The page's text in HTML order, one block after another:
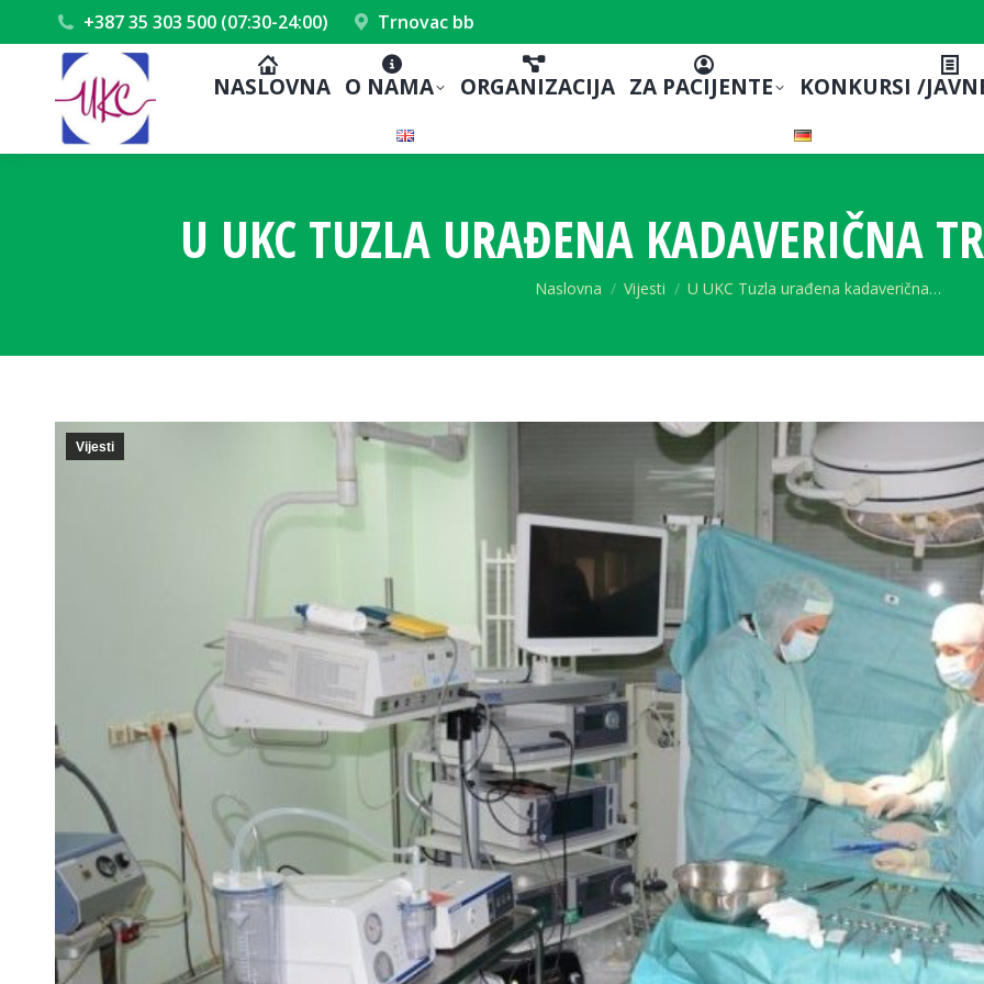
+387 35 303 500 (07:30-24:00) Trnovac bb
NASLOVNA O NAMA ORGANIZACIJA ZA PACIJENTE KONKURSI /
U UKC TUZLA URAĐENA KADAVERIČNA
You are here:
Naslovna Vijesti U UKC Tuzla urađena kadaverična…
Vijesti